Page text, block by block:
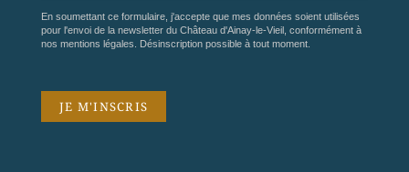
En soumettant ce formulaire, j'accepte que mes données soient utilisées
pour l'envoi de la newsletter du Château d'Ainay-le-Vieil, conformément à
nos mentions légales . Désinscription possible à tout moment.